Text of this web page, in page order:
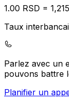
1.00 RSD = 1,
Taux
Parlez avec un
pouvons battre
Planifier un